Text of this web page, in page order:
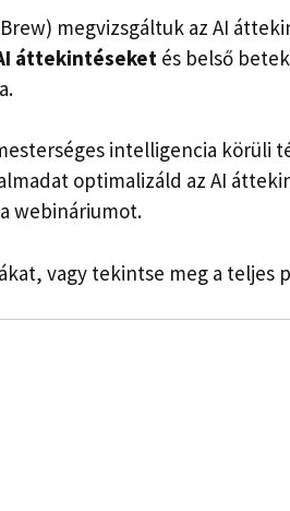
megvizsgáltuk az AI
áttekintéseket és belső
intelligencia körüli
optimalizáld az AI
webináriumot.
vagy tekintse meg a